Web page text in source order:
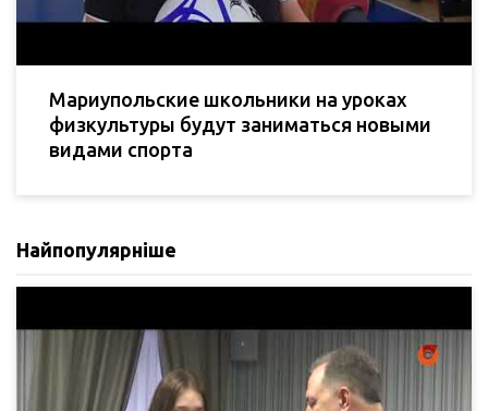
Мариупольские школьники на уроках
физкультуры будут заниматься новыми
видами спорта
Найпопулярніше